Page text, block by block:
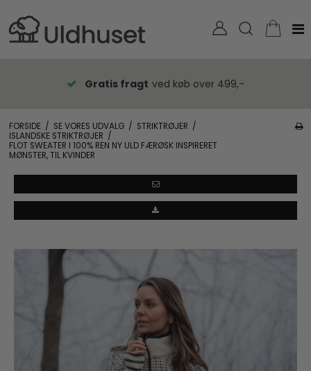
Gratis fragt ved køb over 499,-
FORSIDE / SE VORES UDVALG / STRIKTRØJER /
ISLANDSKE STRIKTRØJER /
FLOT SWEATER I 100% REN NY ULD FÆRØSK INSPIRERET
MØNSTER, TIL KVINDER